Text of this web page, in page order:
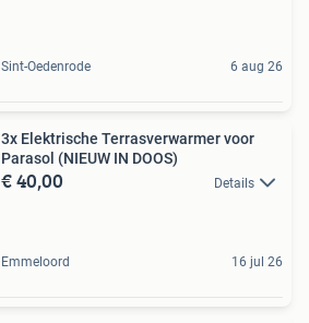
Sint-Oedenrode 6 aug 26
3x Elektrische Terrasverwarmer voor
Parasol (NIEUW IN DOOS)
€ 40,00 Details
Emmeloord 16 jul 26